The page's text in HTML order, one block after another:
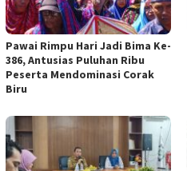
Pawai Rimpu Hari Jadi Bima Ke-
386, Antusias Puluhan Ribu
Peserta Mendominasi Corak
Biru